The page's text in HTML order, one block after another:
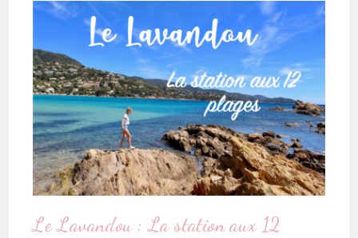
Le Lavandou : La station aux 12